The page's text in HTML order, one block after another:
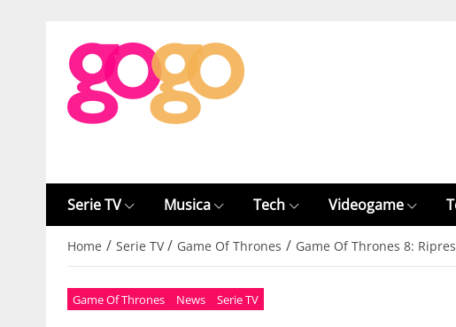
Serie TV Musica Tech Videogame
Home / Serie TV / Game Of Thrones / Game Of Thrones 8:
Game Of Thrones News Serie TV